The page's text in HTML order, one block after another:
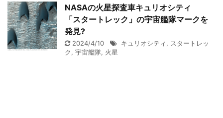
NASAの火星探査車キュリオシティ
「スタートレック」の宇宙艦隊マークを
発見?
2024/4/10 キュリオシティ, スタートレッ
ク, 宇宙艦隊, 火星